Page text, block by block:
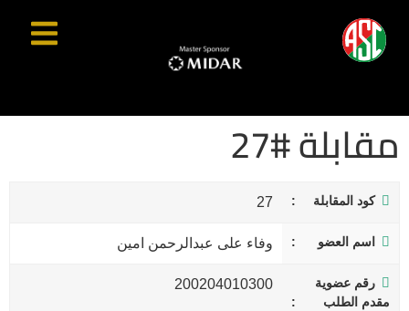
مقابلة #27
كود المقابلة 27
اسم العضو وفاء على عبدالرحمن امين
رقم عضوية
مقدم الطلب
200204010300